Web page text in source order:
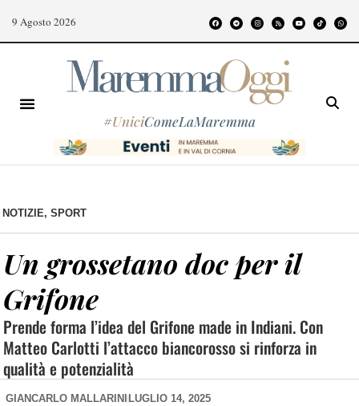
9 Agosto 2026
#UniciComeLaMaremma
NOTIZIE, SPORT
Un grossetano doc per il
Grifone
Prende forma l’idea del Grifone made in Indiani. Con
Matteo Carlotti l’attacco biancorosso si rinforza in
qualità e potenzialità
GIANCARLO MALLARINI LUGLIO 14, 2025